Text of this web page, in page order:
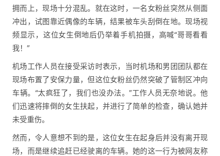
拥而上，现场十分混乱。就在这时，一名女粉丝突然从侧面
冲出，试图靠近偶像的车辆，结果被车头刮倒在地。现场视
频显示，这位女生倒地后仍举着手机拍摄，高喊“哥哥看看
我！”
机场工作人员在接受采访时表示，当时机场和男团团队都在
现场布置了安保力量，但这位女粉丝仍然突破了管制区冲向
车辆。“太疯狂了，我们也没办法。”工作人员无奈地说。他
们迅速将摔倒的女生扶起，并进行了简单的检查，确认她并
未受重伤。
然而，令人意想不到的是，这位女生在起身后并没有离开现
场，而是继续追赶已经驶离的车辆。她的这一行为被网友称